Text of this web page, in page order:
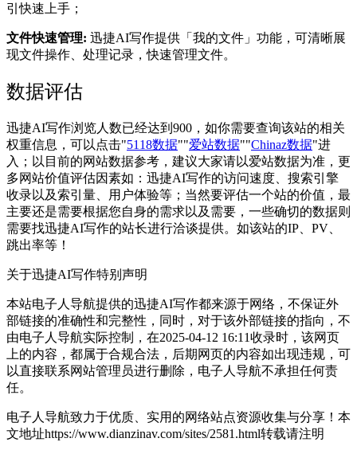
引快速上手；
文件快速管理: 迅捷AI写作提供「我的文件」功能，可清晰展
现文件操作、处理记录，快速管理文件。
数据评估
迅捷AI写作浏览人数已经达到900，如你需要查询该站的相关
权重信息，可以点击"5118数据""爱站数据""Chinaz数据"进
入；以目前的网站数据参考，建议大家请以爱站数据为准，更
多网站价值评估因素如：迅捷AI写作的访问速度、搜索引擎
收录以及索引量、用户体验等；当然要评估一个站的价值，最
主要还是需要根据您自身的需求以及需要，一些确切的数据则
需要找迅捷AI写作的站长进行洽谈提供。如该站的IP、PV、
跳出率等！
关于迅捷AI写作特别声明
本站电子人导航提供的迅捷AI写作都来源于网络，不保证外
部链接的准确性和完整性，同时，对于该外部链接的指向，不
由电子人导航实际控制，在2025-04-12 16:11收录时，该网页
上的内容，都属于合规合法，后期网页的内容如出现违规，可
以直接联系网站管理员进行删除，电子人导航不承担任何责
任。
电子人导航致力于优质、实用的网络站点资源收集与分享！ 本
文地址https://www.dianzinav.com/sites/2581.html转载请注明